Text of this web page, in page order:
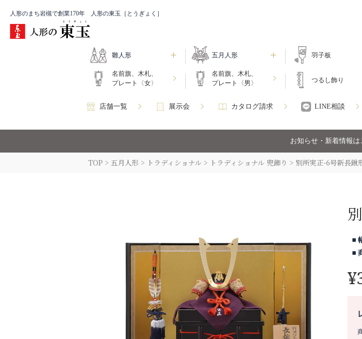
人形のまち岩槻で創業170年 人形の東玉［とうぎょく］
雛人形 五月人形 羽子板
名前旗、木札、
プレート〈女〉
名前旗、木札、
プレート〈男〉
つるし飾り
店舗一覧 展示会 カタログ請求 LINE相談
お知らせ・新着情報は
TOP 五月人形 トラディショナル トラディショナル 兜飾り 別所実正-6号新長鍬
¥